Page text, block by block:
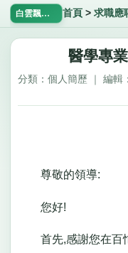
白雲飄飄網 首頁 >求職應
醫學專
分類：個人簡歷 ｜ 編輯
尊敬的領導:
您好!
首先,感謝您在百